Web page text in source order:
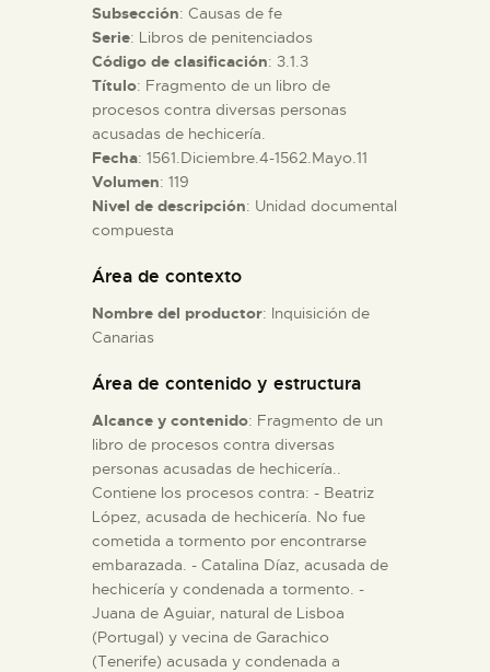
ACTIVIDADES
█
EL MUSEO
COLECCIONES
Subsección: Causas de fe
Serie: Libros de penitenciados
Código de clasificación: 3.1.3
Título: Fragmento de un libro de
procesos contra diversas personas
acusadas de hechicería.
Fecha: 1561.Diciembre.4-1562.Mayo.11
Volumen: 119
Nivel de descripción: Unidad documental
compuesta
Área de contexto
Nombre del productor: Inquisición de
Canarias
Área de contenido y estructura
Alcance y contenido: Fragmento de un
libro de procesos contra diversas
personas acusadas de hechicería..
Contiene los procesos contra: - Beatriz
López, acusada de hechicería. No fue
cometida a tormento por encontrarse
embarazada. - Catalina Díaz, acusada de
hechicería y condenada a tormento. -
Juana de Aguiar, natural de Lisboa
(Portugal) y vecina de Garachico
(Tenerife) acusada y condenada a